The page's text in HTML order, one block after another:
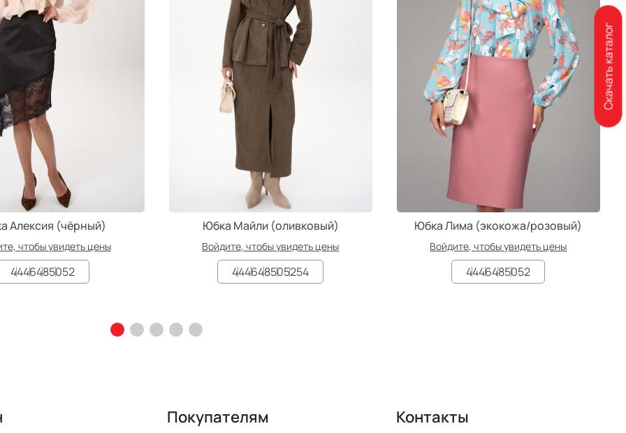
Алексия (чёрный)
чтобы увидеть цены
4446485052
Юбка Майли (оливковый)
Войдите, чтобы увидеть цены
444648505254
Юбка Лима (экокожа/розовый)
Войдите, чтобы увидеть цены
4446485052
Покупателям Контакты
Скачать каталог